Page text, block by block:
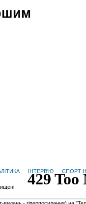
ІНТЕРВ'Ю СПОРТ